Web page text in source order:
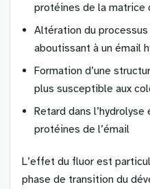
protéines de la matrice
Altération du
aboutissant à un émail
Formation d’une
plus susceptible aux
Retard dans
protéines de l’émail
L’effet du fluor est
phase de transition du